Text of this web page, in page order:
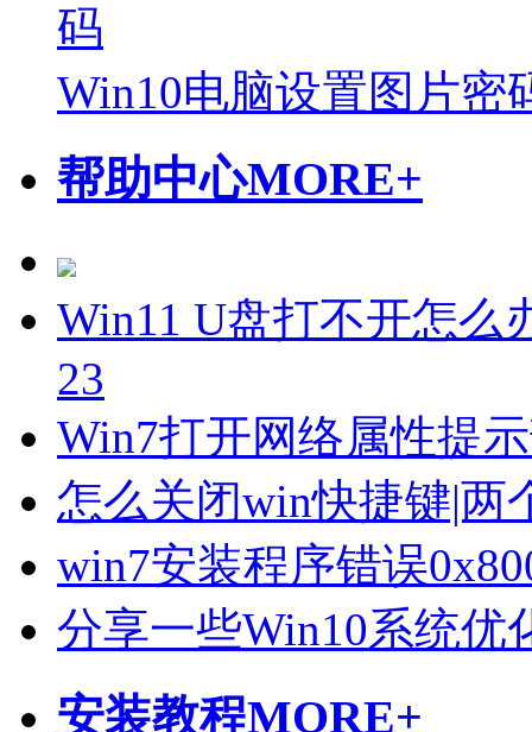
码
Win10电脑设置图片密
帮助中心MORE+
Win11 U盘打不开怎么
23
Win7打开网络属性提
怎么关闭win快捷键|两
win7安装程序错误
分享一些Win10系统优
安装教程MORE+